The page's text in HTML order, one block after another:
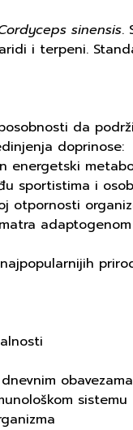
sinensis.
i terpeni.
da
doprinose:
energetski
sportistima i
otpornosti
obavezama
sistemu